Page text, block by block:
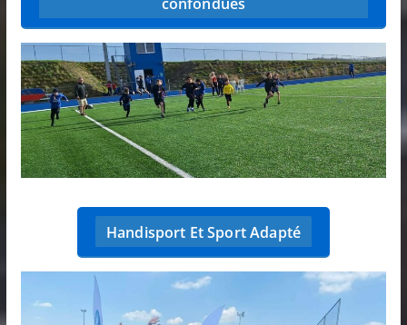
Handisport Et Sport Adapté